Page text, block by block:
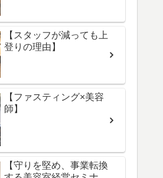
【スタッフが減っても上
登りの理由】
【ファスティング×美容
師】
【守りを堅め、事業転換